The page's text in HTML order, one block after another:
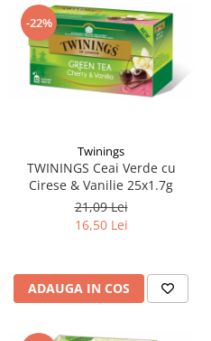
-22%
Twinings
TWININGS Ceai Verde cu
Cirese & Vanilie 25x1.7g
21,09 Lei
16,50 Lei
ADAUGA IN COS